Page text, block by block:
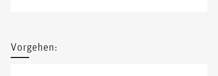
Vorgehen: